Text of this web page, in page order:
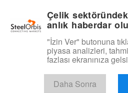
Ücretsiz
Çelik
anlık haberdar
"İzin Ver" butonuna
piyasa analizleri,
fazlası ekranınıza
Daha Sonra